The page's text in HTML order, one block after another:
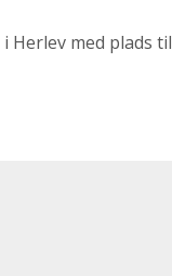
i Herlev med plads til